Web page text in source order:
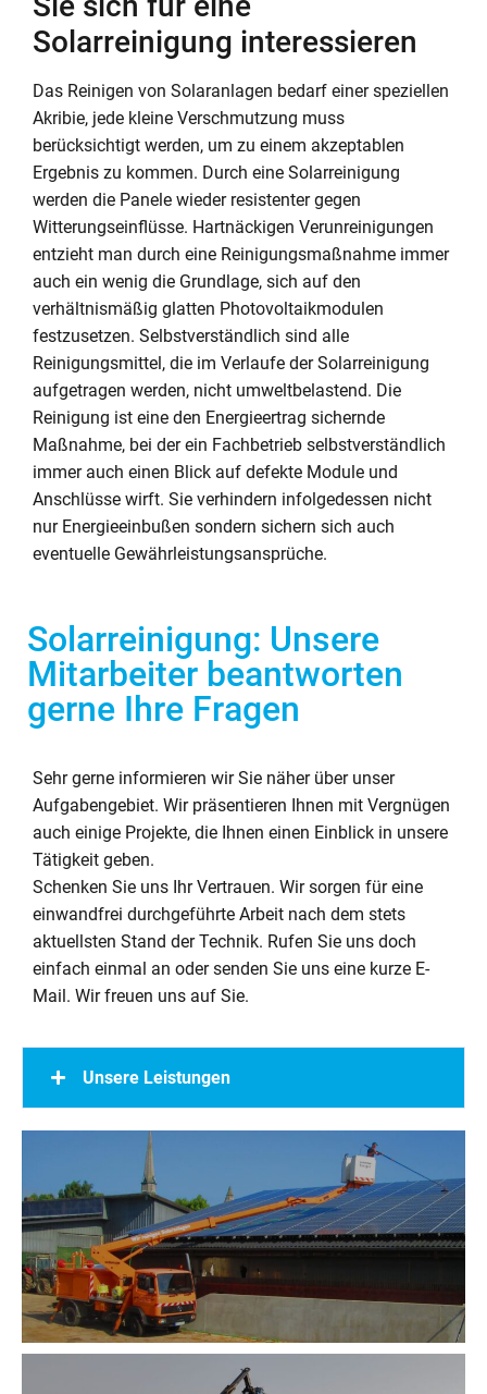
Solarreinigung interessieren
Das Reinigen von Solaranlagen bedarf einer speziellen
Akribie, jede kleine Verschmutzung muss
berücksichtigt werden, um zu einem akzeptablen
Ergebnis zu kommen. Durch eine Solarreinigung
werden die Panele wieder resistenter gegen
Witterungseinflüsse. Hartnäckigen Verunreinigungen
entzieht man durch eine Reinigungsmaßnahme immer
auch ein wenig die Grundlage, sich auf den
verhältnismäßig glatten Photovoltaikmodulen
festzusetzen. Selbstverständlich sind alle
Reinigungsmittel, die im Verlaufe der Solarreinigung
aufgetragen werden, nicht umweltbelastend. Die
Reinigung ist eine den Energieertrag sichernde
Maßnahme, bei der ein Fachbetrieb selbstverständlich
immer auch einen Blick auf defekte Module und
Anschlüsse wirft. Sie verhindern infolgedessen nicht
nur Energieeinbußen sondern sichern sich auch
eventuelle Gewährleistungsansprüche.
Solarreinigung: Unsere
Mitarbeiter beantworten
gerne Ihre Fragen
Sehr gerne informieren wir Sie näher über unser
Aufgabengebiet. Wir präsentieren Ihnen mit Vergnügen
auch einige Projekte, die Ihnen einen Einblick in unsere
Tätigkeit geben.
Schenken Sie uns Ihr Vertrauen. Wir sorgen für eine
einwandfrei durchgeführte Arbeit nach dem stets
aktuellsten Stand der Technik. Rufen Sie uns doch
einfach einmal an oder senden Sie uns eine kurze E-
Mail. Wir freuen uns auf Sie.
Unsere Leistungen